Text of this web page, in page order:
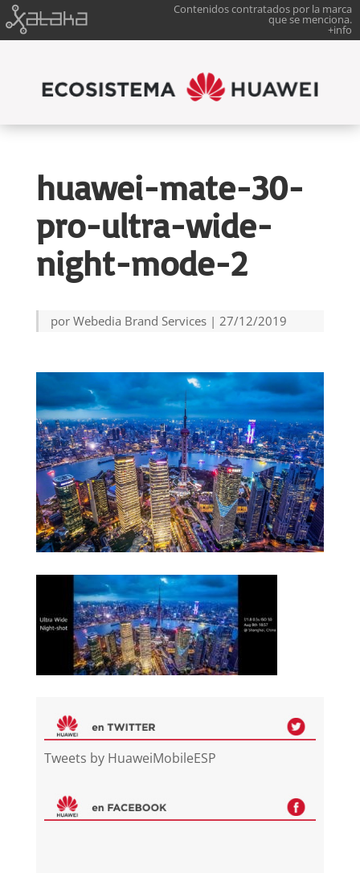
Contenidos contratados por la marca
que se menciona.
+info
huawei-mate-30-
pro-ultra-wide-
night-mode-2
por Webedia Brand Services| 27/12/2019
Tweets by HuaweiMobileESP